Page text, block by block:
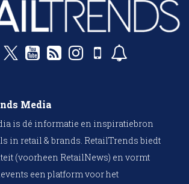
Media
is dé informatie en inspiratiebron
in retail & brands. RetailTrends biedt
(voorheen RetailNews) en vormt
een platform voor het